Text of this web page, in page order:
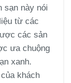
sạn này nói
từ các
các sản
ưa chuộng
xanh.
khách